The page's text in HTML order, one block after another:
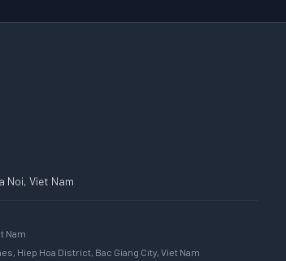
Noi, Viet Nam
Nam
Hiep Hoa District, Bac Giang City, Viet Nam